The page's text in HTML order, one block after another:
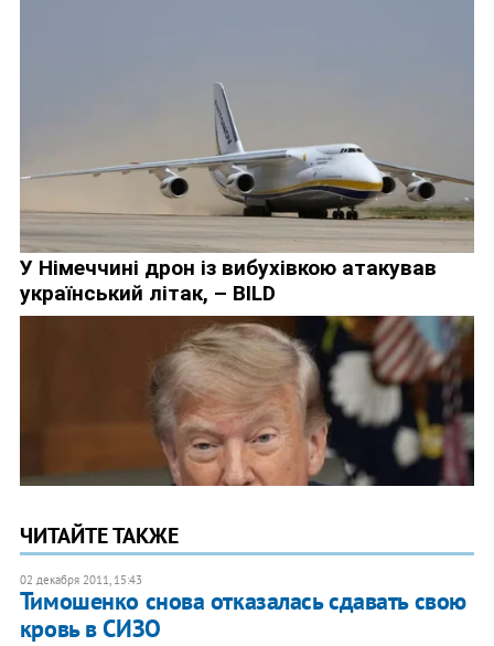
ЧИТАЙТЕ ТАКЖЕ
02 декабря 2011, 15:43
Тимошенко снова отказалась сдавать свою
кровь в СИЗО